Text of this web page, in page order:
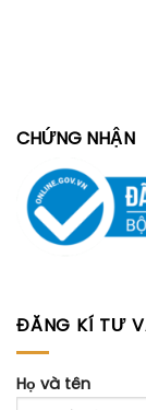
CHỨNG NHẬN
ĐĂNG KÍ TƯ
Họ và tên